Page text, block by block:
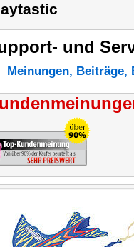
und
Meinungen,